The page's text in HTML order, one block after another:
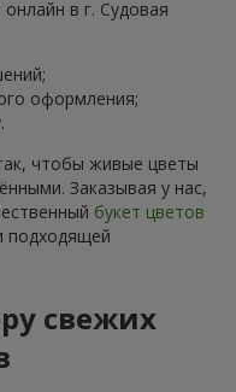
в г. Судовая
оформления;
чтобы живые цветы
Заказывая у нас,
букет цветов
подходящей
свежих